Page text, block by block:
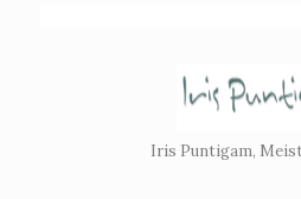
Iris Puntigam,